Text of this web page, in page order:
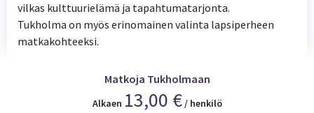
vilkas kulttuurielämä ja tapahtumatarjonta.
Tukholma on myös erinomainen valinta lapsiperheen
matkakohteeksi.
Matkoja Tukholmaan
Alkaen 13,00 €/ henkilö